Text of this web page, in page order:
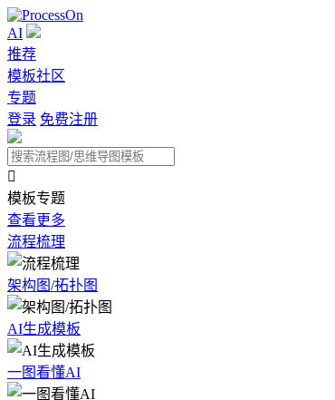
AI
推荐
模板社区
专题
登录 免费注册

模板专题
查看更多
流程梳理
架构图/拓扑图
AI生成模板
一图看懂AI